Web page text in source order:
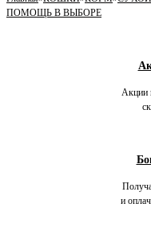
ПОМОЩЬ В ВЫБОРЕ
Акции
и